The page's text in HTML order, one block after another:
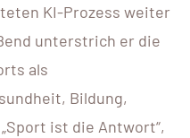
KI-Prozess weiter
unterstrich er die
als
Bildung,
ist die Antwort“,